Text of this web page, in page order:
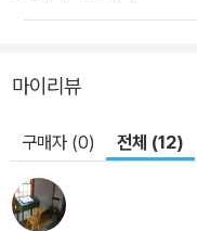
마이리뷰
구매자 (0) 전체 (12)